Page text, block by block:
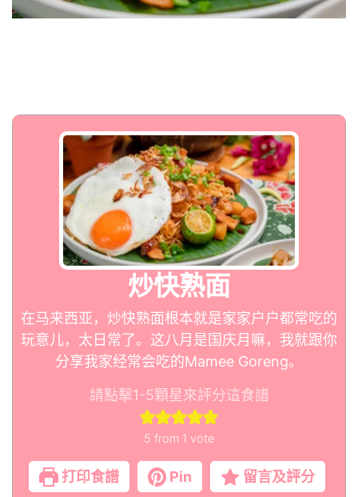
炒快熟面
在马来西亚，炒快熟面根本就是家家户户都常吃的
玩意儿，太日常了。这八月是国庆月嘛，我就跟你
分享我家经常会吃的Mamee Goreng。
請點擊1-5顆星來評分這食譜
5 from 1 vote
打印食譜 Pin 留言及評分